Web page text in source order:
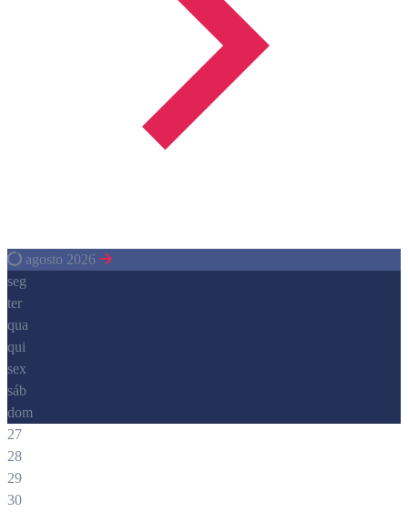
agosto 2026
seg
ter
qua
qui
sex
sáb
dom
27
28
29
30